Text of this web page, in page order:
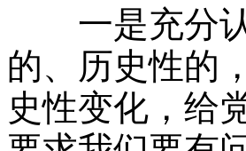
一是充分认
的、历史性的
史性变化，给